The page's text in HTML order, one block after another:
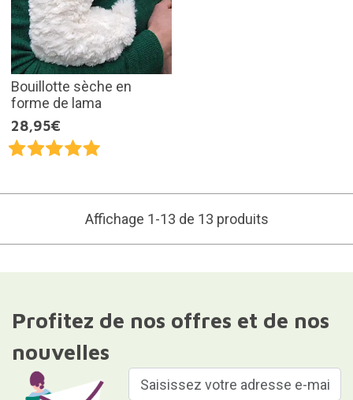
Bouillotte sèche en
forme de lama
28,95€
Affichage 1-13 de 13 produits
Profitez de nos offres et de nos
nouvelles